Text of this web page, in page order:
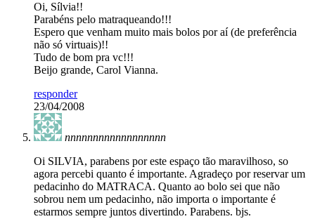
Oi, Sílvia!!
Parabéns pelo matraqueando!!!
Espero que venham muito mais bolos por aí (de preferência
não só virtuais)!!
Tudo de bom pra vc!!!
Beijo grande, Carol Vianna.
responder
23/04/2008
nnnnnnnnnnnnnnnnnn
Oi SILVIA, parabens por este espaço tão maravilhoso, so
agora percebi quanto é importante. Agradeço por reservar um
pedacinho do MATRACA. Quanto ao bolo sei que não
sobrou nem um pedacinho, não importa o importante é
estarmos sempre juntos divertindo. Parabens. bjs.